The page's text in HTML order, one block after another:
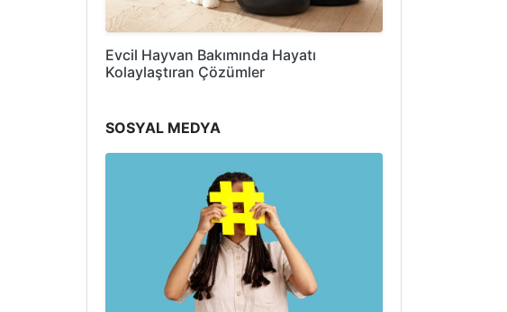
Evcil Hayvan Bakımında Hayatı
Kolaylaştıran Çözümler
SOSYAL MEDYA